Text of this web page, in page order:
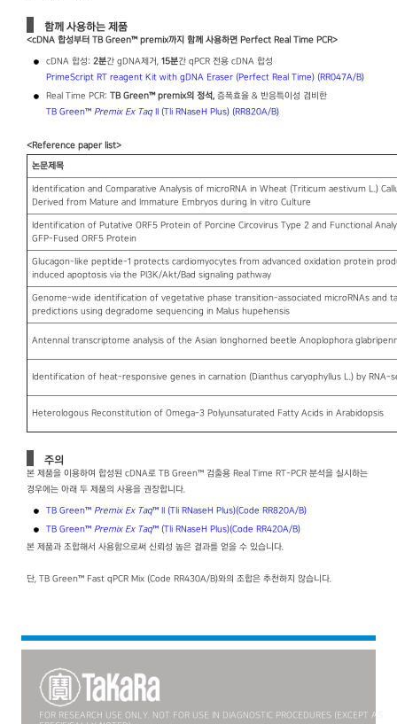
함께 사용하는 제품
<cDNA 합성부터 TB Green™ premix까지 함께 사용하면 Perfect Real Time PCR>
cDNA 합성: 2분간 gDNA제거, 15분간 qPCR 전용 cDNA 합성
PrimeScript RT reagent Kit with gDNA Eraser (Perfect Real Time) (RR047A/B)
Real Time PCR: TB Green™ premix의 정석, 증폭효율 & 반응특이성 겸비한
TB Green™ Premix Ex TaqII (Tli RNaseH Plus) (RR820A/B)
<Reference paper list>
논문제목
Identification and Comparative Analysis of microRNA in Wheat (Triticum aestivum L.)
Derived from Mature and Immature Embryos during In vitro Culture
Identification of Putative ORF5 Protein of Porcine Circovirus Type 2 and Functional
GFP-Fused ORF5 Protein
Glucagon-like peptide-1 protects cardiomyocytes from advanced oxidation protein
induced apoptosis via the PI3K/Akt/Bad signaling pathway
Genome-wide identification of vegetative phase transition-associated microRNAs and
predictions using degradome sequencing in Malus hupehensis
Antennal transcriptome analysis of the Asian longhorned beetle Anoplophora
Identification of heat-responsive genes in carnation (Dianthus caryophyllus L.) by RNA-
Heterologous Reconstitution of Omega-3 Polyunsaturated Fatty Acids in Arabidopsis
주의
본 제품을 이용하여 합성된 cDNA로 TB Green™ 검출용 Real Time RT-PCR 분석을 실시하는
경우에는 아래 두 제품의 사용을 권장합니다.
TB Green™ Premix Ex Taq™ II (Tli RNaseH Plus)(Code RR820A/B)
TB Green™ Premix Ex Taq™ (Tli RNaseH Plus)(Code RR420A/B)
본 제품과 조합해서 사용함으로써 신뢰성 높은 결과를 얻을 수 있습니다.
단, TB Green™ Fast qPCR Mix (Code RR430A/B)와의 조합은 추천하지 않습니다.
FOR RESEARCH USE ONLY. NOT FOR USE IN DIAGNOSTIC PROCEDURES (EXCEPT AS